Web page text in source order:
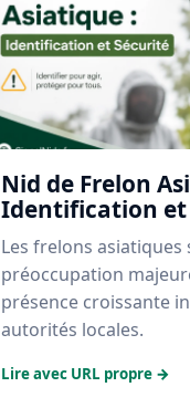
Nid de Frelon
Identification et
Les frelons
préoccupation
présence croissante
autorités locales.
Lire avec URL propre →